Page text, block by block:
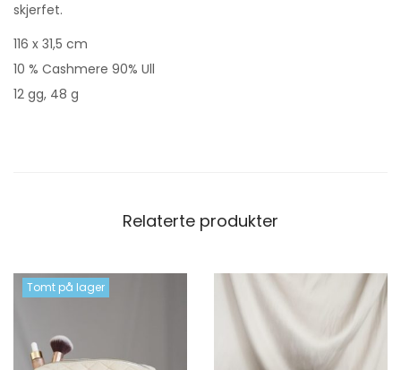
skjerfet.
116 x 31,5 cm
10 % Cashmere 90% Ull
12 gg, 48 g
Relaterte produkter
Tomt på lager